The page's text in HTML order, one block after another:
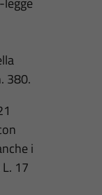
380.
i
17